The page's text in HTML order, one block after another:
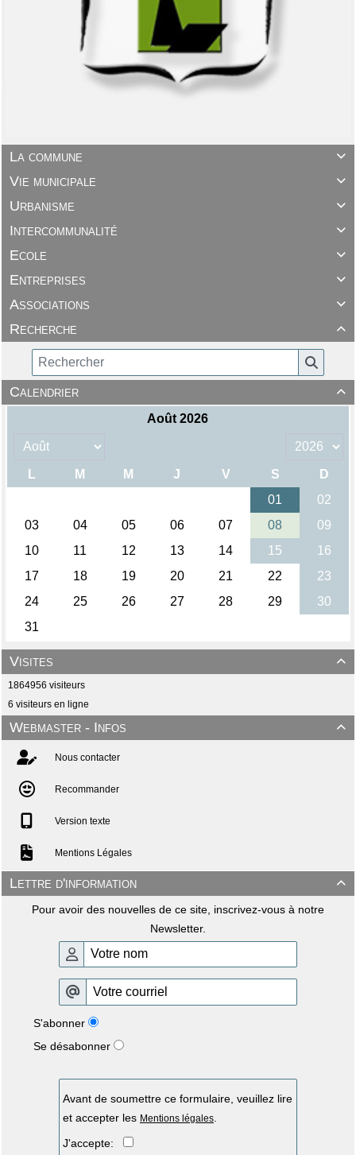

La commune

Vie municipale

Urbanisme

Intercommunalité

Ecole

Entreprises

Associations

Recherche

Calendrier

Visites
1864956 visiteurs
6 visiteurs en ligne

Webmaster - Infos
Nous contacter
Recommander
Version texte
Mentions Légales

Lettre d'information
Pour avoir des nouvelles de ce site, inscrivez-vous à notre
Newsletter.
S'abonner
Se désabonner
Avant de soumettre ce formulaire, veuillez lire
et accepter les Mentions légales
J'accepte: